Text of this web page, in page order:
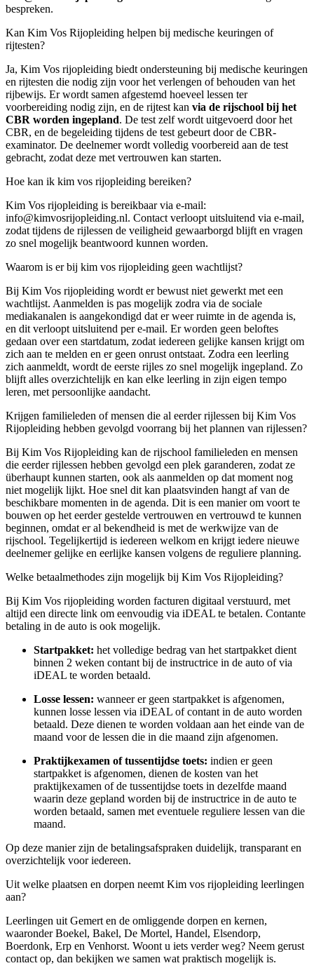
bespreken.
Kan Kim Vos Rijopleiding helpen bij medische keuringen of
rijtesten?
Ja, Kim Vos rijopleiding biedt ondersteuning bij medische keuringen
en rijtesten die nodig zijn voor het verlengen of behouden van het
rijbewijs. Er wordt samen afgestemd hoeveel lessen ter
voorbereiding nodig zijn, en de rijtest kan via de rijschool bij het
CBR worden ingepland. De test zelf wordt uitgevoerd door het
CBR, en de begeleiding tijdens de test gebeurt door de CBR-
examinator. De deelnemer wordt volledig voorbereid aan de test
gebracht, zodat deze met vertrouwen kan starten.
Hoe kan ik kim vos rijopleiding bereiken?
Kim Vos rijopleiding is bereikbaar via e-mail:
info@kimvosrijopleiding.nl. Contact verloopt uitsluitend via e-mail,
zodat tijdens de rijlessen de veiligheid gewaarborgd blijft en vragen
zo snel mogelijk beantwoord kunnen worden.
Waarom is er bij kim vos rijopleiding geen wachtlijst?
Bij Kim Vos rijopleiding wordt er bewust niet gewerkt met een
wachtlijst. Aanmelden is pas mogelijk zodra via de sociale
mediakanalen is aangekondigd dat er weer ruimte in de agenda is,
en dit verloopt uitsluitend per e-mail. Er worden geen beloftes
gedaan over een startdatum, zodat iedereen gelijke kansen krijgt om
zich aan te melden en er geen onrust ontstaat. Zodra een leerling
zich aanmeldt, wordt de eerste rijles zo snel mogelijk ingepland. Zo
blijft alles overzichtelijk en kan elke leerling in zijn eigen tempo
leren, met persoonlijke aandacht.
Krijgen familieleden of mensen die al eerder rijlessen bij Kim Vos
Rijopleiding hebben gevolgd voorrang bij het plannen van rijlessen?
Bij Kim Vos Rijopleiding kan de rijschool familieleden en mensen
die eerder rijlessen hebben gevolgd een plek garanderen, zodat ze
überhaupt kunnen starten, ook als aanmelden op dat moment nog
niet mogelijk lijkt. Hoe snel dit kan plaatsvinden hangt af van de
beschikbare momenten in de agenda. Dit is een manier om voort te
bouwen op het eerder gestelde vertrouwen en vertrouwd te kunnen
beginnen, omdat er al bekendheid is met de werkwijze van de
rijschool. Tegelijkertijd is iedereen welkom en krijgt iedere nieuwe
deelnemer gelijke en eerlijke kansen volgens de reguliere planning.
Welke betaalmethodes zijn mogelijk bij Kim Vos Rijopleiding?
Bij Kim Vos rijopleiding worden facturen digitaal verstuurd, met
altijd een directe link om eenvoudig via iDEAL te betalen. Contante
betaling in de auto is ook mogelijk.
Startpakket: het volledige bedrag van het startpakket dient
binnen 2 weken contant bij de instructrice in de auto of via
iDEAL te worden betaald.
Losse lessen: wanneer er geen startpakket is afgenomen,
kunnen losse lessen via iDEAL of contant in de auto worden
betaald. Deze dienen te worden voldaan aan het einde van de
maand voor de lessen die in die maand zijn afgenomen.
Praktijkexamen of tussentijdse toets: indien er geen
startpakket is afgenomen, dienen de kosten van het
praktijkexamen of de tussentijdse toets in dezelfde maand
waarin deze gepland worden bij de instructrice in de auto te
worden betaald, samen met eventuele reguliere lessen van die
maand.
Op deze manier zijn de betalingsafspraken duidelijk, transparant en
overzichtelijk voor iedereen.
Uit welke plaatsen en dorpen neemt Kim vos rijopleiding leerlingen
aan?
Leerlingen uit Gemert en de omliggende dorpen en kernen,
waaronder Boekel, Bakel, De Mortel, Handel, Elsendorp,
Boerdonk, Erp en Venhorst. Woont u iets verder weg? Neem gerust
contact op, dan bekijken we samen wat praktisch mogelijk is.